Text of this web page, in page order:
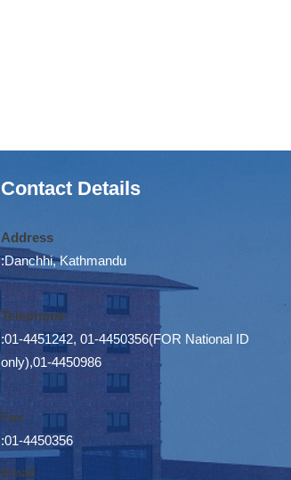
Contact Details
Address
:Danchhi, Kathmandu
Telephone
:01-4451242, 01-4450356(FOR National ID
only),01-4450986
Fax
:01-4450356
Email